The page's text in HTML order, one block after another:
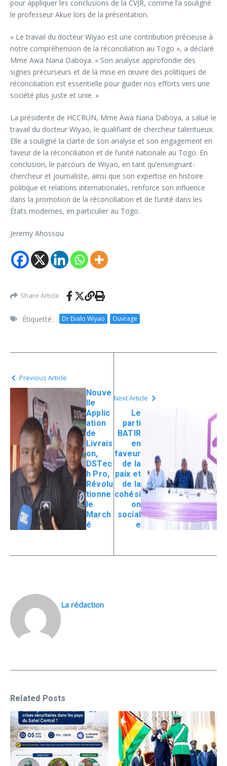
pour appliquer les conclusions de la CVJR, comme l’a souligné
le professeur Akue lors de la présentation.
« Le travail du docteur Wiyao est une contribution précieuse à
notre compréhension de la réconciliation au Togo », a déclaré
Mme Awa Nana Daboya. « Son analyse approfondie des
signes précurseurs et de la mise en œuvre des politiques de
réconciliation est essentielle pour guider nos efforts vers une
société plus juste et unie. »
La présidente de HCCRUN, Mme Awa Nana Daboya, a salué le
travail du docteur Wiyao, le qualifiant de chercheur talentueux.
Elle a souligné la clarté de son analyse et son engagement en
faveur de la réconciliation et de l’unité nationale au Togo. En
conclusion, le parcours de Wiyao, en tant qu’enseignant-
chercheur et journaliste, ainsi que son expertise en histoire
politique et relations internationales, renforce son influence
dans la promotion de la réconciliation et de l’unité dans les
États modernes, en particulier au Togo.
Jeremy Ahossou
Share Article
Étiquetté : Dr Evalo Wiyao Ouvrage
Previous Article
Nouve
lle
Applic
ation
de
Livrais
on,
DSTec
h Pro,
Révolu
tionne
le
March
é
Next Article
Le
parti
BATIR
en
faveur
de la
paix et
de la
cohési
on
social
e
La rédaction
Related Posts